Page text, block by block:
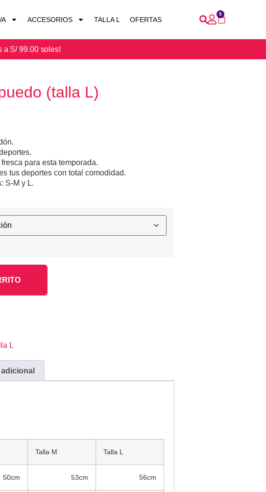
ACCESORIOS TALLA L OFERTAS
0
a S/ 99.00 soles!
(talla L)
para esta temporada.
tus deportes con total comodidad.
S-M y L.
L
Talla M Talla L
50cm 53cm 56cm